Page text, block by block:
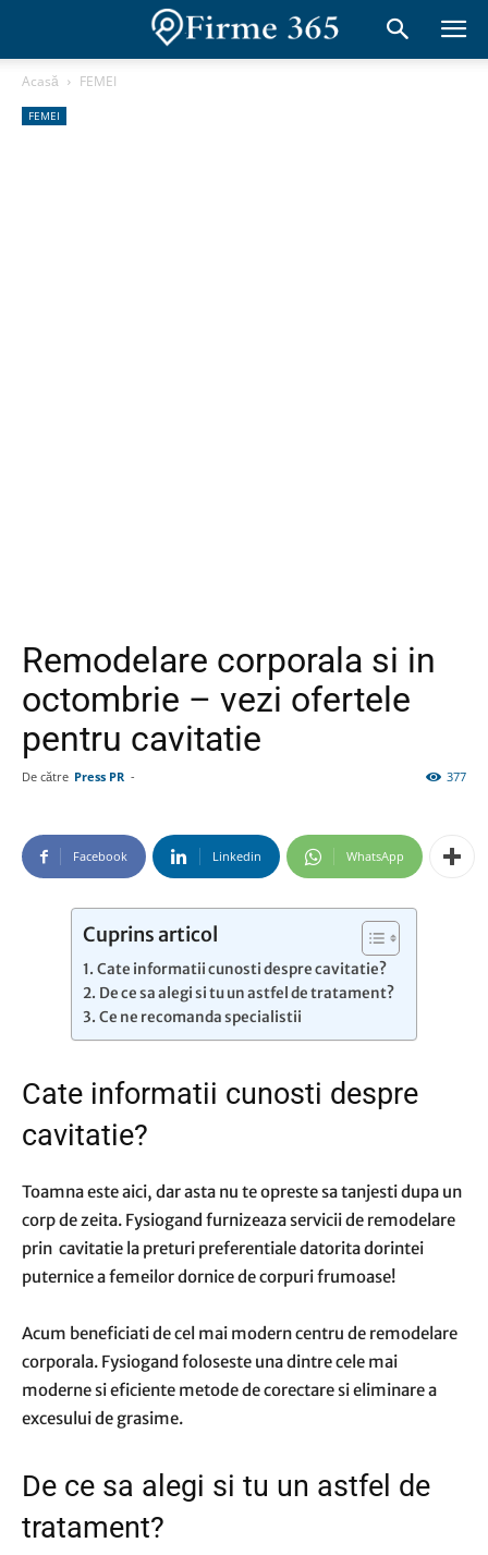
Acasă FEMEI
FEMEI
Remodelare corporala si in
octombrie – vezi ofertele
pentru cavitatie
De către Press PR - 377
Facebook Linkedin WhatsApp
Cuprins articol
Cate informatii cunosti despre cavitatie?
De ce sa alegi si tu un astfel de tratament?
Ce ne recomanda specialistii
Cate informatii cunosti despre
cavitatie?
Toamna este aici, dar asta nu te opreste sa tanjesti dupa un
corp de zeita. Fysiogand furnizeaza servicii de remodelare
prin cavitatie la preturi preferentiale datorita dorintei
puternice a femeilor dornice de corpuri frumoase!
Acum beneficiati de cel mai modern centru de remodelare
corporala. Fysiogand foloseste una dintre cele mai
moderne si eficiente metode de corectare si eliminare a
excesului de grasime.
De ce sa alegi si tu un astfel de
tratament?